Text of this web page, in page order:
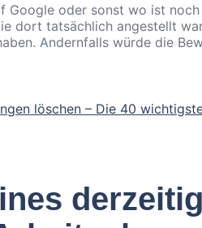
Google oder sonst wo ist
dort tatsächlich angestellt
Andernfalls würde die
löschen – Die 40